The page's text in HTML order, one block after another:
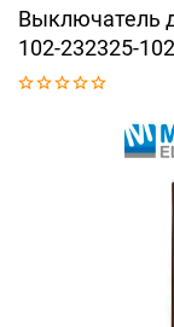
Выключатель
102-232325-102